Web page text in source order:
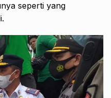
seperti yang